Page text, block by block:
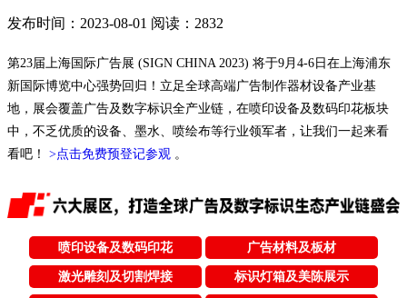
发布时间：2023-08-01 阅读：2832
第23届上海国际广告展 (SIGN CHINA 2023) 将于9月4-6日在上海浦东
新国际博览中心强势回归！立足全球高端广告制作器材设备产业基
地，展会覆盖广告及数字标识全产业链，在喷印设备及数码印花板块
中，不乏优质的设备、墨水、喷绘布等行业领军者，让我们一起来看
看吧！
>点击免费预登记参观 。
喷印设备及数码印花 广告材料及板材
激光雕刻及切割焊接 标识灯箱及美陈展示